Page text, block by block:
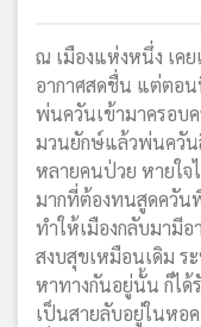
แผนที่
วิทยุ
เครือ
ข่าย
ณ เมืองแห่งหนึ่ง เค
อากาศสดชื่น แต่ตอ
พ่นควันเข้ามาครอบ
มวนยักษ์แล้วพ่นควัน
หลายคนป่วย หายใจ
มากที่ต้องทนสูดควัน
ทำให้เมืองกลับมามี
สงบสุขเหมือนเดิม ร
หาทางกันอยู่นั้น ก็ได้
เป็นสายลับอยู่ในหอ